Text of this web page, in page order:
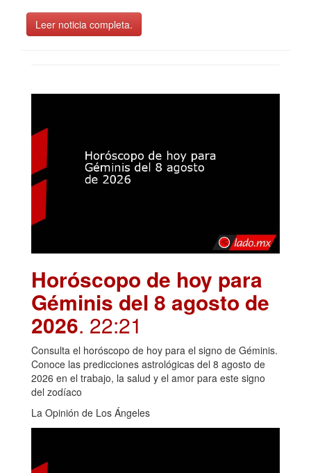
Leer noticia completa.
Horóscopo de hoy para
Géminis del 8 agosto de
2026. 22:21
Consulta el horóscopo de hoy para el signo de Géminis.
Conoce las predicciones astrológicas del 8 agosto de
2026 en el trabajo, la salud y el amor para este signo
del zodíaco
La Opinión de Los Ángeles